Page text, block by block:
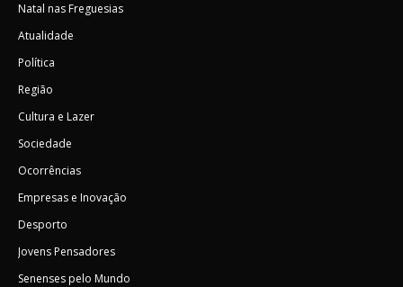
Natal nas Freguesias
Atualidade
Política
Região
Cultura e Lazer
Sociedade
Ocorrências
Empresas e Inovação
Desporto
Jovens Pensadores
Senenses pelo Mundo